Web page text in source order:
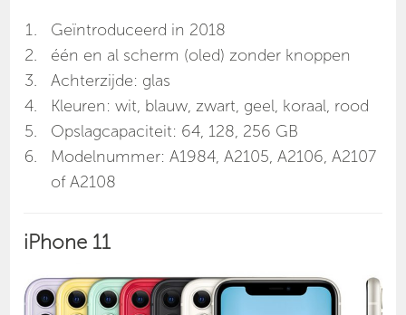
Geïntroduceerd in 2018
één en al scherm (oled) zonder knoppen
Achterzijde: glas
Kleuren: wit, blauw, zwart, geel, koraal, rood
Opslagcapaciteit: 64, 128, 256 GB
Modelnummer: A1984, A2105, A2106, A2107
of A2108
iPhone 11